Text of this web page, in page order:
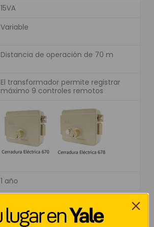
15VA
Variable
Distancia de operación de 70 m
El transformador permite registrar
máximo 9 controles remotos
1 año